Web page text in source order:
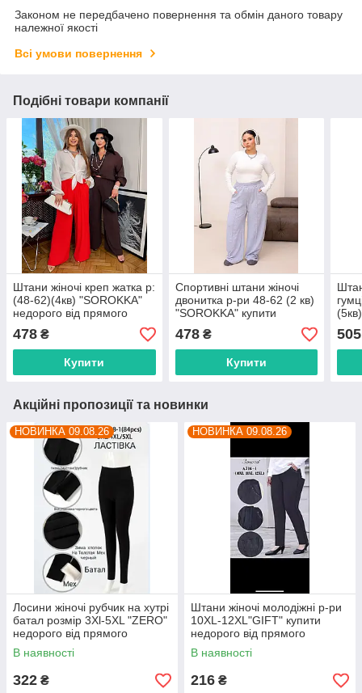
Законом не передбачено повернення та обмін даного товару
належної якості
Всі умови повернення
Подібні товари компанії
Штани жіночі креп жатка р:
(48-62)(4кв) "SOROKKA"
недорого від прямого
постачальника
478 ₴
Купити
Спортивні штани жіночі
двонитка р-ри 48-62 (2 кв)
"SOROKKA" купити
недорого від прямого
постачальника
478₴
Купити
505
Акційні пропозиції та новинки
НОВИНКА 09.08.26
Лосини жіночі рубчик на хутрі
батал розмір 3Xl-5XL "ZERO"
недорого від прямого
постачальника
В наявності
322 ₴
НОВИНКА 09.08.26
Штани жіночі молодіжні р-ри
10XL-12XL"GIFT" купити
недорого від прямого
постачальника
В наявності
216 ₴